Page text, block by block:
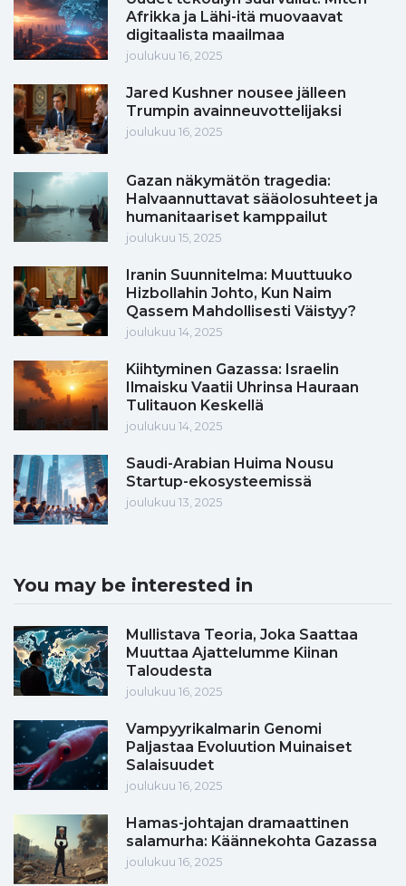
Afrikka ja Lähi-itä muovaavat
digitaalista maailmaa
joulukuu 16, 2025
Jared Kushner nousee jälleen
Trumpin avainneuvottelijaksi
joulukuu 16, 2025
Gazan näkymätön tragedia:
Halvaannuttavat sääolosuhteet ja
humanitaariset kamppailut
joulukuu 15, 2025
Iranin Suunnitelma: Muuttuuko
Hizbollahin Johto, Kun Naim
Qassem Mahdollisesti Väistyy?
joulukuu 14, 2025
Kiihtyminen Gazassa: Israelin
Ilmaisku Vaatii Uhrinsa Hauraan
Tulitauon Keskellä
joulukuu 14, 2025
Saudi-Arabian Huima Nousu
Startup-ekosysteemissä
joulukuu 13, 2025
You may be interested in
Mullistava Teoria, Joka Saattaa
Muuttaa Ajattelumme Kiinan
Taloudesta
joulukuu 16, 2025
Vampyyrikalmarin Genomi
Paljastaa Evoluution Muinaiset
Salaisuudet
joulukuu 16, 2025
Hamas-johtajan dramaattinen
salamurha: Käännekohta Gazassa
joulukuu 16, 2025